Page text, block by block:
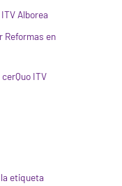
Alborea
Reformas en
ITV
etiqueta